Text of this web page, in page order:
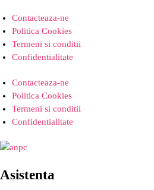
Contacteaza-ne
Politica Cookies
Termeni si conditii
Confidentialitate
Contacteaza-ne
Politica Cookies
Termeni si conditii
Confidentialitate
Asistenta